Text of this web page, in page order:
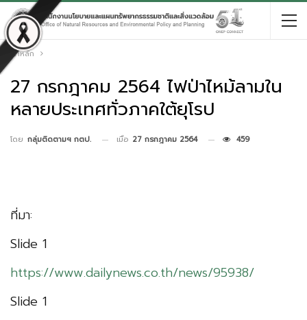
หน้าหลัก
27 กรกฎาคม 2564 ไฟป่าไหม้ลามใน
หลายประเทศทั่วภาคใต้ยุโรป
โดย กลุ่มติดตามฯ กตป. เมื่อ 27 กรกฎาคม 2564 459
ที่มา:
Slide 1
https://www.dailynews.co.th/news/95938/
Slide 1